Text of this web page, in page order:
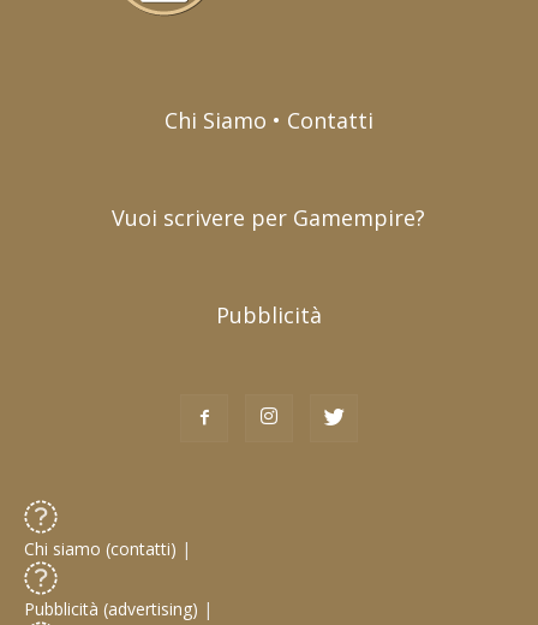
Chi Siamo • Contatti
Vuoi scrivere per Gamempire?
Pubblicità
Chi siamo (contatti) |
Pubblicità (advertising) |